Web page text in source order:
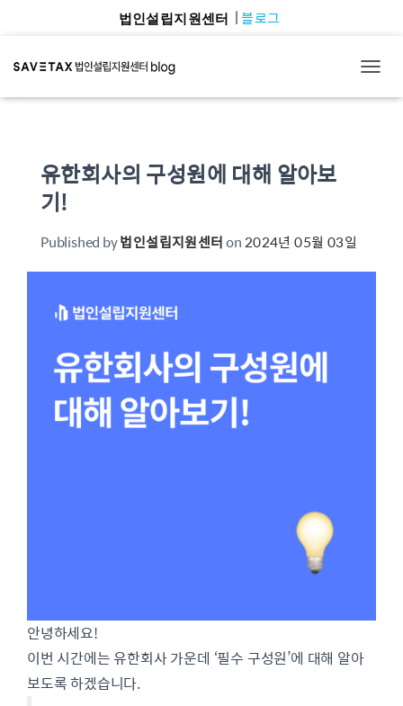
법인설립지원센터 블로그
유한회사의 구성원에 대해 알아보
기!
Published by법인설립지원센터on2024년 05월 03일
안녕하세요!
이번 시간에는 유한회사 가운데 ‘필수 구성원’에 대해 알아
보도록 하겠습니다.